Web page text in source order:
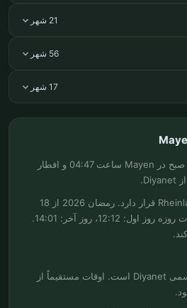
21 شهر
56 شهر
17 شهر
در 7 اوت 2026 جمعه، اذان صبح در Mayen ساعت 04:47 و افطار
Mayen در ایالت Rheinland-Pfalz قرار دارد. رمضان 2026 از 18
فوریه تا 19 مارس است. مدت روزه روز اول: 12:12، روز آخر: 14:01.
داده‌های امساکیه از منابع رسمی Diyanet است. اوقات مستقیماً از